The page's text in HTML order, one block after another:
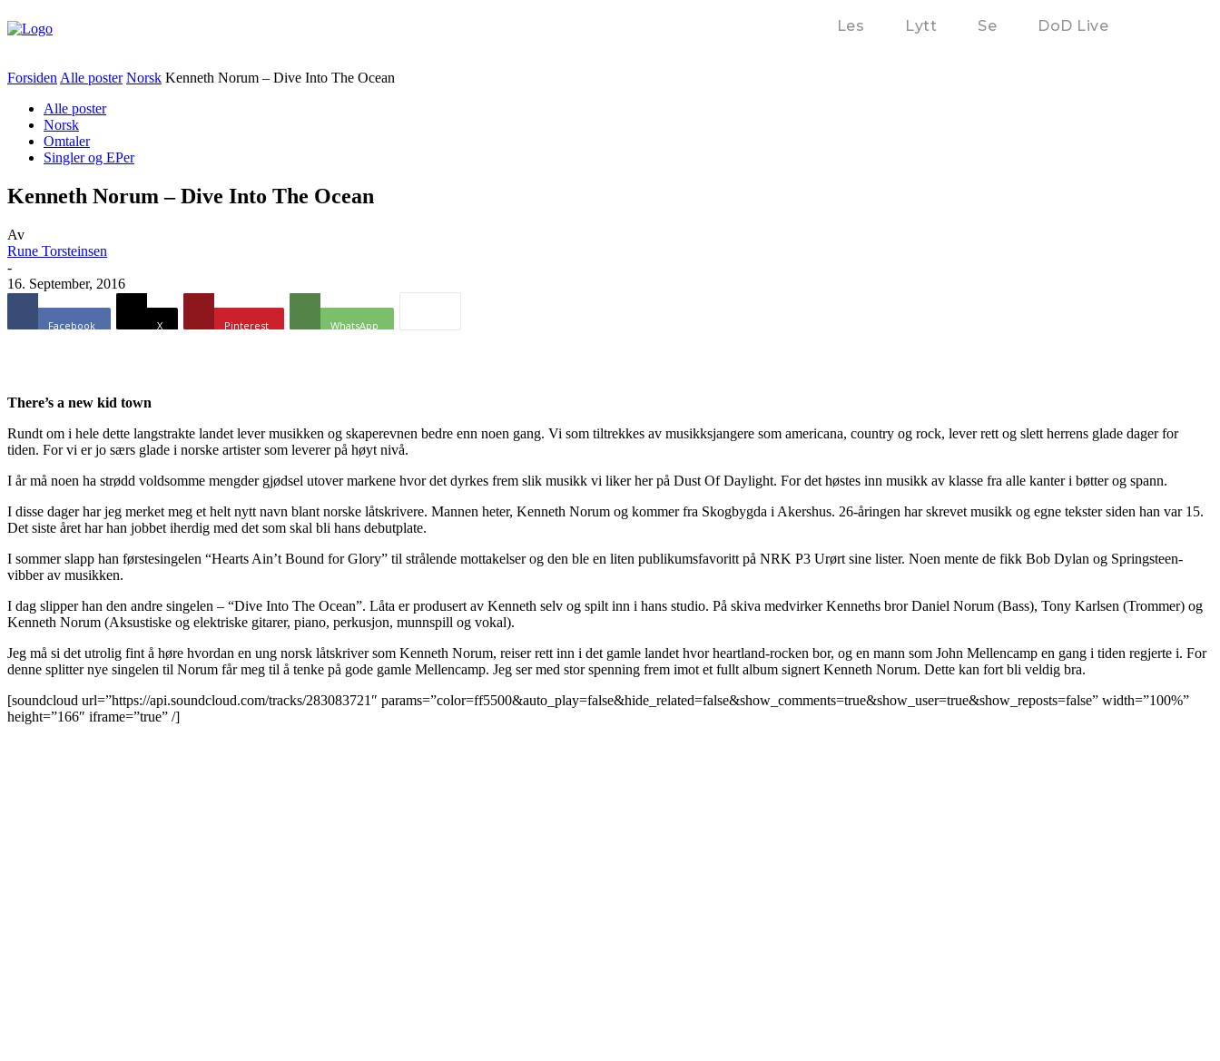
Les Lytt Se DoD Live
Forsiden Alle poster Norsk Kenneth Norum – Dive Into The Ocean
Alle poster
Norsk
Omtaler
Singler og EPer
Kenneth Norum – Dive Into The Ocean
Av
Rune Torsteinsen
-
16. September, 2016
Facebook X Pinterest WhatsApp
There’s a new kid town
Rundt om i hele dette langstrakte landet lever musikken og skaperevnen bedre enn noen gang. Vi som tiltrekkes av musikksjangere som americana, country og rock, lever rett og slett herrens glade dager for
tiden. For vi er jo særs glade i norske artister som leverer på høyt nivå.
I år må noen ha strødd voldsomme mengder gjødsel utover markene hvor det dyrkes frem slik musikk vi liker her på Dust Of Daylight. For det høstes inn musikk av klasse fra alle kanter i bøtter og spann.
I disse dager har jeg merket meg et helt nytt navn blant norske låtskrivere. Mannen heter, Kenneth Norum og kommer fra Skogbygda i Akershus. 26-åringen har skrevet musikk og egne tekster siden han var 15.
Det siste året har han jobbet iherdig med det som skal bli hans debutplate.
I sommer slapp han førstesingelen “Hearts Ain’t Bound for Glory” til strålende mottakelser og den ble en liten publikumsfavoritt på NRK P3 Urørt sine lister. Noen mente de fikk Bob Dylan og Springsteen-
vibber av musikken.
I dag slipper han den andre singelen – “Dive Into The Ocean”. Låta er produsert av Kenneth selv og spilt inn i hans studio. På skiva medvirker Kenneths bror Daniel Norum (Bass), Tony Karlsen (Trommer) og
Kenneth Norum (Aksustiske og elektriske gitarer, piano, perkusjon, munnspill og vokal).
Jeg må si det utrolig fint å høre hvordan en ung norsk låtskriver som Kenneth Norum, reiser rett inn i det gamle landet hvor heartland-rocken bor, og en mann som John Mellencamp en gang i tiden regjerte i. For
denne splitter nye singelen til Norum får meg til å tenke på gode gamle Mellencamp. Jeg ser med stor spenning frem imot et fullt album signert Kenneth Norum. Dette kan fort bli veldig bra.
[soundcloud url=”https://api.soundcloud.com/tracks/283083721″ params=”color=ff5500&auto_play=false&hide_related=false&show_comments=true&show_user=true&show_reposts=false” width=”100%”
height=”166″ iframe=”true” /]